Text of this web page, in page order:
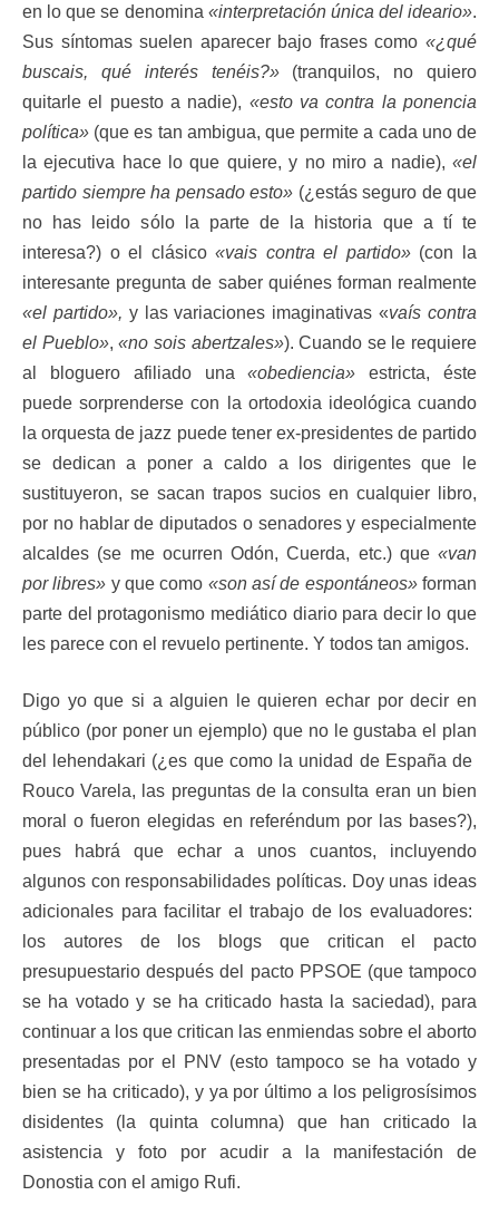
en lo que se denomina «interpretación única del ideario».
Sus síntomas suelen aparecer bajo frases como «¿qué
buscais, qué interés tenéis?»(tranquilos, no quiero
quitarle el puesto a nadie), «esto va contra la ponencia
política» (que es tan ambigua, que permite a cada uno de
la ejecutiva hace lo que quiere, y no miro a nadie), «el
partido siempre ha pensado esto» (¿estás seguro de que
no has leido sólo la parte de la historia que a tí te
interesa?) o el clásico«vais contra el partido»(con la
interesante pregunta de saber quiénes forman realmente
«el partido», y las variaciones imaginativas «vaís contra
el Pueblo»,«no sois abertzales»). Cuando se le requiere
al bloguero afiliado una«obediencia» estricta, éste
puede sorprenderse con la ortodoxia ideológica cuando
la orquesta de jazz puede tener ex-presidentes de partido
se dedican a poner a caldo a los dirigentes que le
sustituyeron, se sacan trapos sucios en cualquier libro,
por no hablar de diputados o senadores y especialmente
alcaldes (se me ocurren Odón, Cuerda, etc.) que «van
por libres» y que como «son así de espontáneos»forman
parte del protagonismo mediático diario para decir lo que
les parece con el revuelo pertinente. Y todos tan amigos.
Digo yo que si a alguien le quieren echar por decir en
público (por poner un ejemplo) que no le gustaba el plan
del lehendakari (¿es que como la unidad de España de
Rouco Varela, las preguntas de la consulta eran un bien
moral o fueron elegidas en referéndum por las bases?),
pues habrá que echar a unos cuantos, incluyendo
algunos con responsabilidades políticas. Doy unas ideas
adicionales para facilitar el trabajo de los evaluadores:
los autores de los blogs que critican el pacto
presupuestario después del pacto PPSOE (que tampoco
se ha votado y se ha criticado hasta la saciedad), para
continuar a los que critican las enmiendas sobre el aborto
presentadas por el PNV (esto tampoco se ha votado y
bien se ha criticado), y ya por último a los peligrosísimos
disidentes (la quinta columna) que han criticado la
asistencia y foto por acudir a la manifestación de
Donostia con el amigo Rufi.